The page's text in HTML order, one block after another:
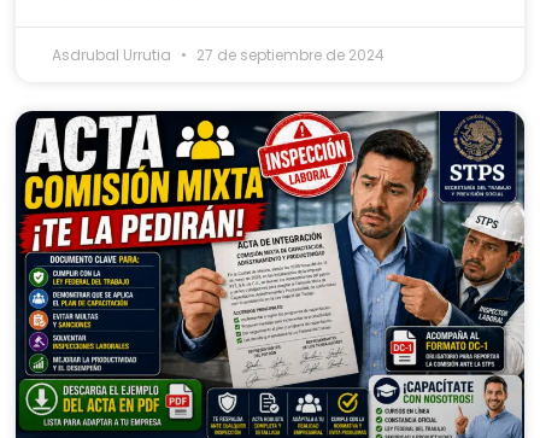
Asdrubal Urrutia 27 de septiembre de 2024